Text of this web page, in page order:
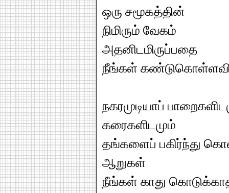
ஒரு சமூகத்தின்
நிமிரும் வேகம்
அதனிடமிருப்பதை
நீங்கள்
நகரமுடியாப்
கரைகளிடமும்
தங்களைப் பகிர்ந்து
ஆறுகள்
நீங்கள் காது